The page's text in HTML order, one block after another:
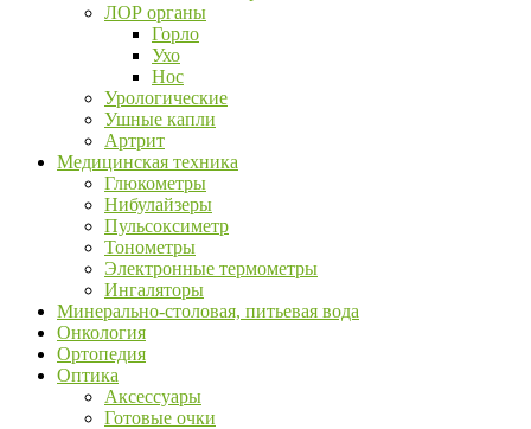
ЛОР органы
Горло
Ухо
Нос
Урологические
Ушные капли
Артрит
Медицинская техника
Глюкометры
Нибулайзеры
Пульсоксиметр
Тонометры
Электронные термометры
Ингаляторы
Минерально-столовая, питьевая вода
Онкология
Ортопедия
Оптика
Аксессуары
Готовые очки